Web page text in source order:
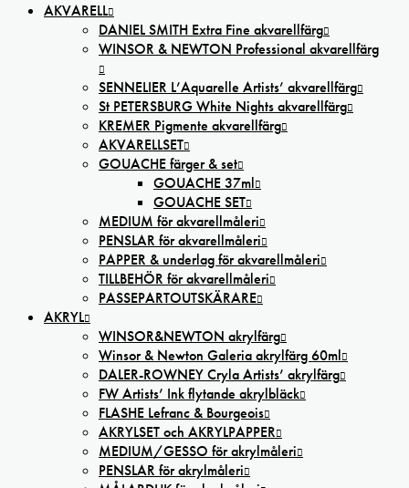
AKVARELL
DANIEL SMITH Extra Fine akvarellfärg
WINSOR & NEWTON Professional akvarellfärg
SENNELIER L’Aquarelle Artists’ akvarellfärg
St PETERSBURG White Nights akvarellfärg
KREMER Pigmente akvarellfärg
AKVARELLSET
GOUACHE färger & set
GOUACHE 37ml
GOUACHE SET
MEDIUM för akvarellmåleri
PENSLAR för akvarellmåleri
PAPPER & underlag för akvarellmåleri
TILLBEHÖR för akvarellmåleri
PASSEPARTOUTSKÄRARE
AKRYL
WINSOR&NEWTON akrylfärg
Winsor & Newton Galeria akrylfärg 60ml
DALER-ROWNEY Cryla Artists’ akrylfärg
FW Artists’ Ink flytande akrylbläck
FLASHE Lefranc & Bourgeois
AKRYLSET och AKRYLPAPPER
MEDIUM/GESSO för akrylmåleri
PENSLAR för akrylmåleri